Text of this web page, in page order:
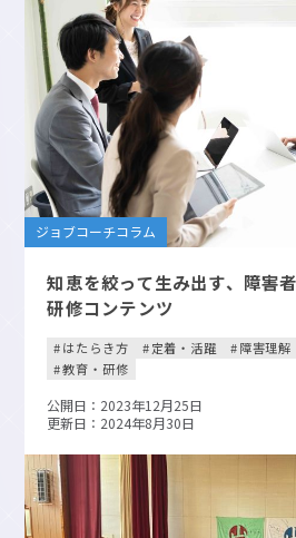
ジョブコーチコラム
知恵を絞って生み出す、障害
研修コンテンツ
はたらき方 定着・活躍 障害理解
教育・研修
公開日：2023年12月25日
更新日：2024年8月30日